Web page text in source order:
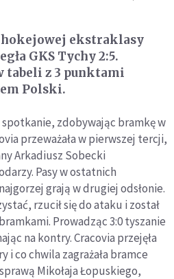
hokejowej ekstraklasy
GKS Tychy 2:5.
tabeli z 3 punktami
Polski.
zdobywając bramkę w
przeważała w pierwszej tercji,
Arkadiusz Sobecki
Pasy w ostatnich
grają w drugiej odsłonie.
rzucił się do ataku i został
Prowadząc 3:0 tyszanie
na kontry. Cracovia przejęła
i co chwila zagrażała bramce
Mikołaja Łopuskiego,